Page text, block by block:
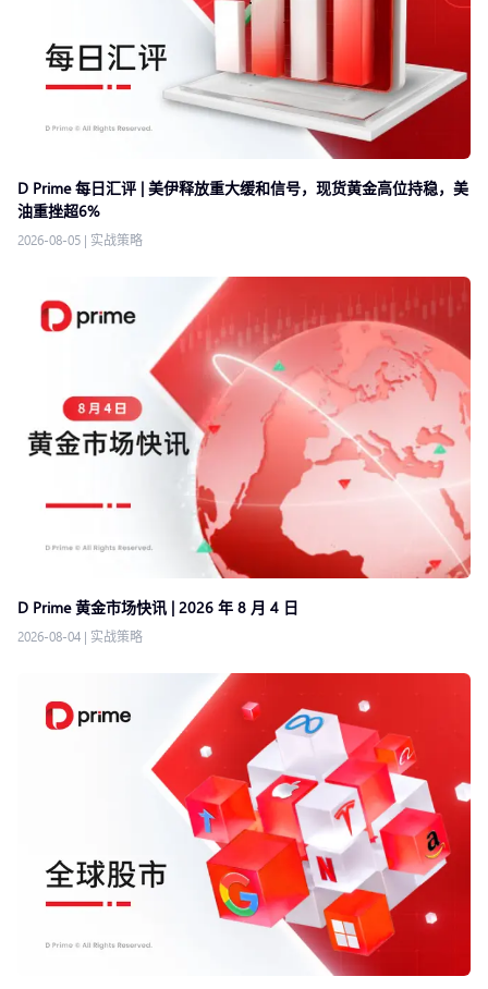
D Prime 每日汇评 | 美伊释放重大缓和信号，现货黄金高位持稳，美
油重挫超6%
2026-08-05 | 实战策略
D Prime 黄金市场快讯 | 2026 年 8 月 4 日
2026-08-04 | 实战策略